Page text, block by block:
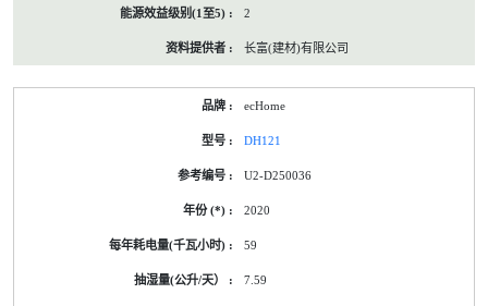
2
长富(建材)有限公司
ecHome
DH121
U2-D250036
2020
59
7.59